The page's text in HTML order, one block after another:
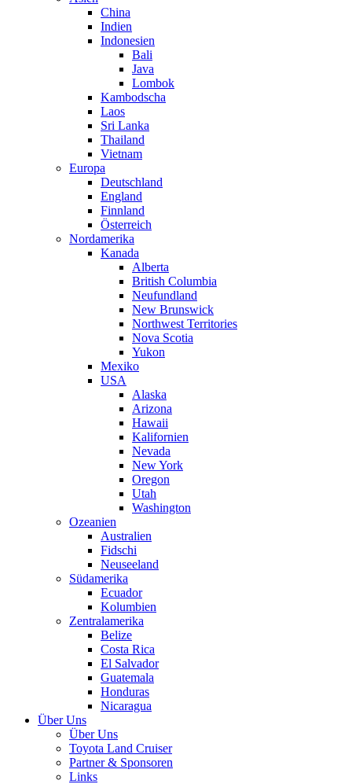
China
Indien
Indonesien
Bali
Java
Lombok
Kambodscha
Laos
Sri Lanka
Thailand
Vietnam
Europa
Deutschland
England
Finnland
Österreich
Nordamerika
Kanada
Alberta
British Columbia
Neufundland
New Brunswick
Northwest Territories
Nova Scotia
Yukon
Mexiko
USA
Alaska
Arizona
Hawaii
Kalifornien
Nevada
New York
Oregon
Utah
Washington
Ozeanien
Australien
Fidschi
Neuseeland
Südamerika
Ecuador
Kolumbien
Zentralamerika
Belize
Costa Rica
El Salvador
Guatemala
Honduras
Nicaragua
Über Uns
Über Uns
Toyota Land Cruiser
Partner & Sponsoren
Links